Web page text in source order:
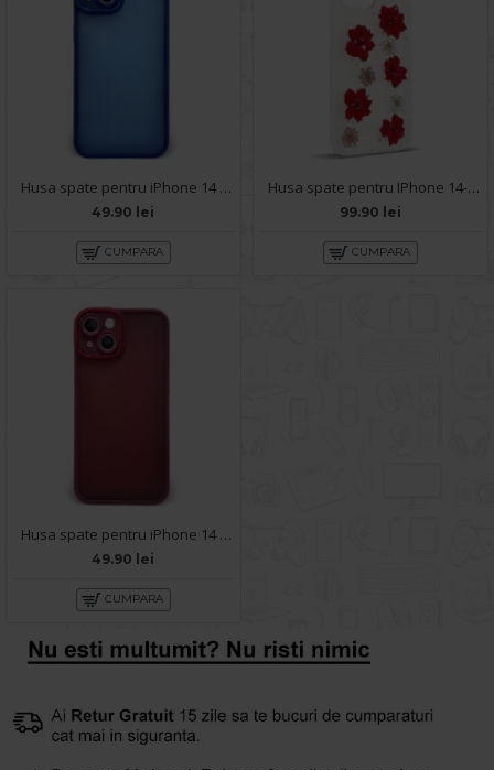
Husa spate pentru iPhone 14 - Catwalk Case Albastru
49.90 lei
CUMPARA
Husa spate pentru IPhone 14- Natural case
99.90 lei
CUMPARA
Husa spate pentru iPhone 14 - Catwalk Case Visiniu
49.90 lei
CUMPARA